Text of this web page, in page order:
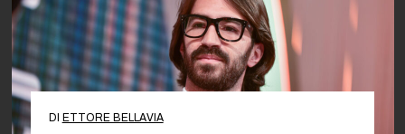
DI ETTORE BELLAVIA